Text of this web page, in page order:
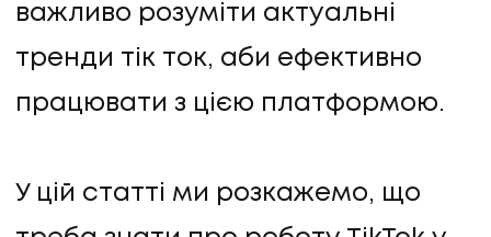
важливо розуміти актуальні
тренди тік ток, аби ефективно
працювати з цією платформою.
У цій статті ми розкажемо, що